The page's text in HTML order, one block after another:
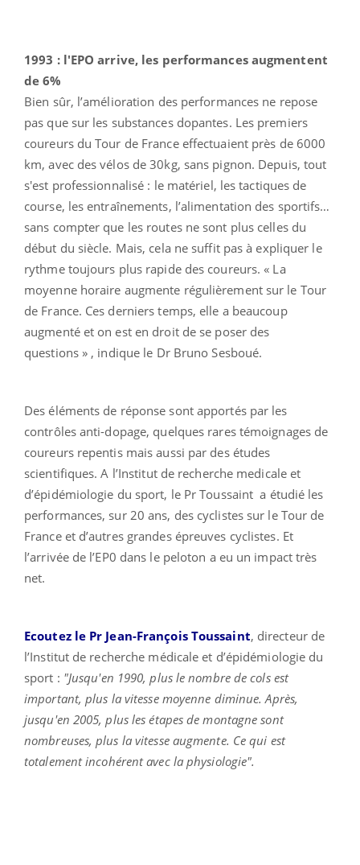
1993 : l'EPO arrive, les performances augmentent
de 6%
Bien sûr, l’amélioration des performances ne repose
pas que sur les substances dopantes. Les premiers
coureurs du Tour de France effectuaient près de 6000
km, avec des vélos de 30kg, sans pignon. Depuis, tout
s'est professionnalisé : le matériel, les tactiques de
course, les entraînements, l’alimentation des sportifs…
sans compter que les routes ne sont plus celles du
début du siècle. Mais, cela ne suffit pas à expliquer le
rythme toujours plus rapide des coureurs. « La
moyenne horaire augmente régulièrement sur le Tour
de France. Ces derniers temps, elle a beaucoup
augmenté et on est en droit de se poser des
questions » , indique le Dr Bruno Sesboué.
Des éléments de réponse sont apportés par les
contrôles anti-dopage, quelques rares témoignages de
coureurs repentis mais aussi par des études
scientifiques. A l’Institut de recherche medicale et
d’épidémiologie du sport, le Pr Toussaint a étudié les
performances, sur 20 ans, des cyclistes sur le Tour de
France et d’autres grandes épreuves cyclistes. Et
l’arrivée de l’EP0 dans le peloton a eu un impact très
net.
Ecoutez le Pr Jean-François Toussaint, directeur de
l’Institut de recherche médicale et d’épidémiologie du
sport : "Jusqu'en 1990, plus le nombre de cols est
important, plus la vitesse moyenne diminue. Après,
jusqu'en 2005, plus les étapes de montagne sont
nombreuses, plus la vitesse augmente. Ce qui est
totalement incohérent avec la physiologie".